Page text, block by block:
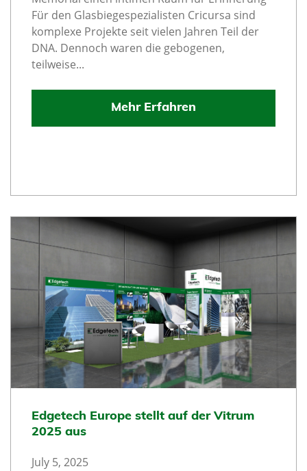
Für den Glasbiegespezialisten Cricursa sind
komplexe Projekte seit vielen Jahren Teil der
DNA. Dennoch waren die gebogenen,
teilweise...
Mehr Erfahren
Edgetech Europe stellt auf der Vitrum
2025 aus
July 5, 2025